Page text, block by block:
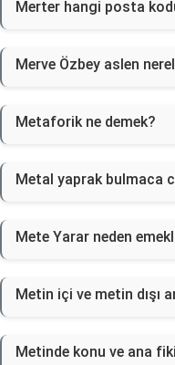
Merter hangi posta
Merve Özbey aslen
Metaforik ne demek?
Metal yaprak bulmaca
Mete Yarar neden
Metin içi ve metin dışı
Metinde konu ve ana